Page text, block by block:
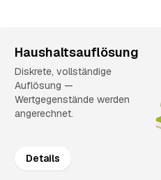
Haushaltsauflösung
Diskrete, vollständige
Auflösung —
Wertgegenstände werden
angerechnet.
Details